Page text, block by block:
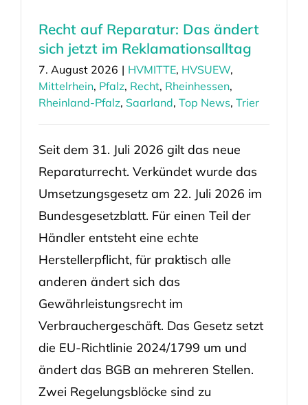
Recht auf Reparatur: Das ändert
sich jetzt im Reklamationsalltag
7. August 2026 | HVMITTE, HVSUEW,
Mittelrhein, Pfalz, Recht, Rheinhessen,
Rheinland-Pfalz, Saarland, Top News, Trier
Seit dem 31. Juli 2026 gilt das neue
Reparaturrecht. Verkündet wurde das
Umsetzungsgesetz am 22. Juli 2026 im
Bundesgesetzblatt. Für einen Teil der
Händler entsteht eine echte
Herstellerpflicht, für praktisch alle
anderen ändert sich das
Gewährleistungsrecht im
Verbrauchergeschäft. Das Gesetz setzt
die EU-Richtlinie 2024/1799 um und
ändert das BGB an mehreren Stellen.
Zwei Regelungsblöcke sind zu